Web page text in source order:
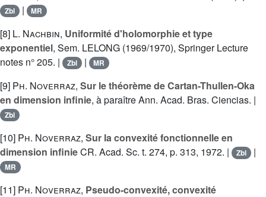
Zbl | MR
[8] L. Nachbin, Uniformité d'holomorphie et type
exponentiel, Sem. LELONG (1969/1970), Springer Lecture
notes n° 205. |
Zbl | MR
[9] Ph. Noverraz, Sur le théorème de Cartan-Thullen-Oka
en dimension infinie, à paraître Ann. Acad. Bras. Ciencias. |
Zbl
[10] Ph. Noverraz, Sur la convexité fonctionnelle en
dimension infinieCR. Acad. Sc. t. 274, p. 313, 1972. | Zbl |
MR
[11] Ph. Noverraz, Pseudo-convexité, convexité